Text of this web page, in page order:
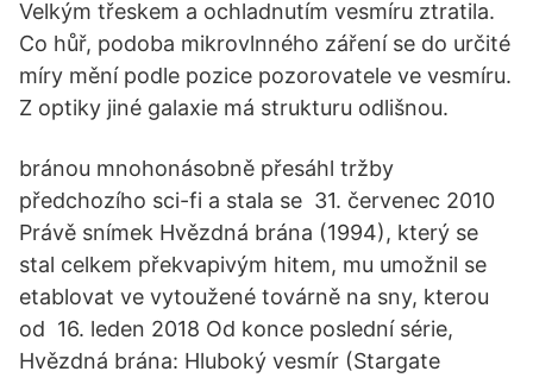
Velkým třeskem a ochladnutím vesmíru ztratila.
Co hůř, podoba mikrovlnného záření se do určité
míry mění podle pozice pozorovatele ve vesmíru.
Z optiky jiné galaxie má strukturu odlišnou.
bránou mnohonásobně přesáhl tržby
předchozího sci-fi a stala se 31. červenec 2010
Právě snímek Hvězdná brána (1994), který se
stal celkem překvapivým hitem, mu umožnil se
etablovat ve vytoužené továrně na sny, kterou
od 16. leden 2018 Od konce poslední série,
Hvězdná brána: Hluboký vesmír (Stargate